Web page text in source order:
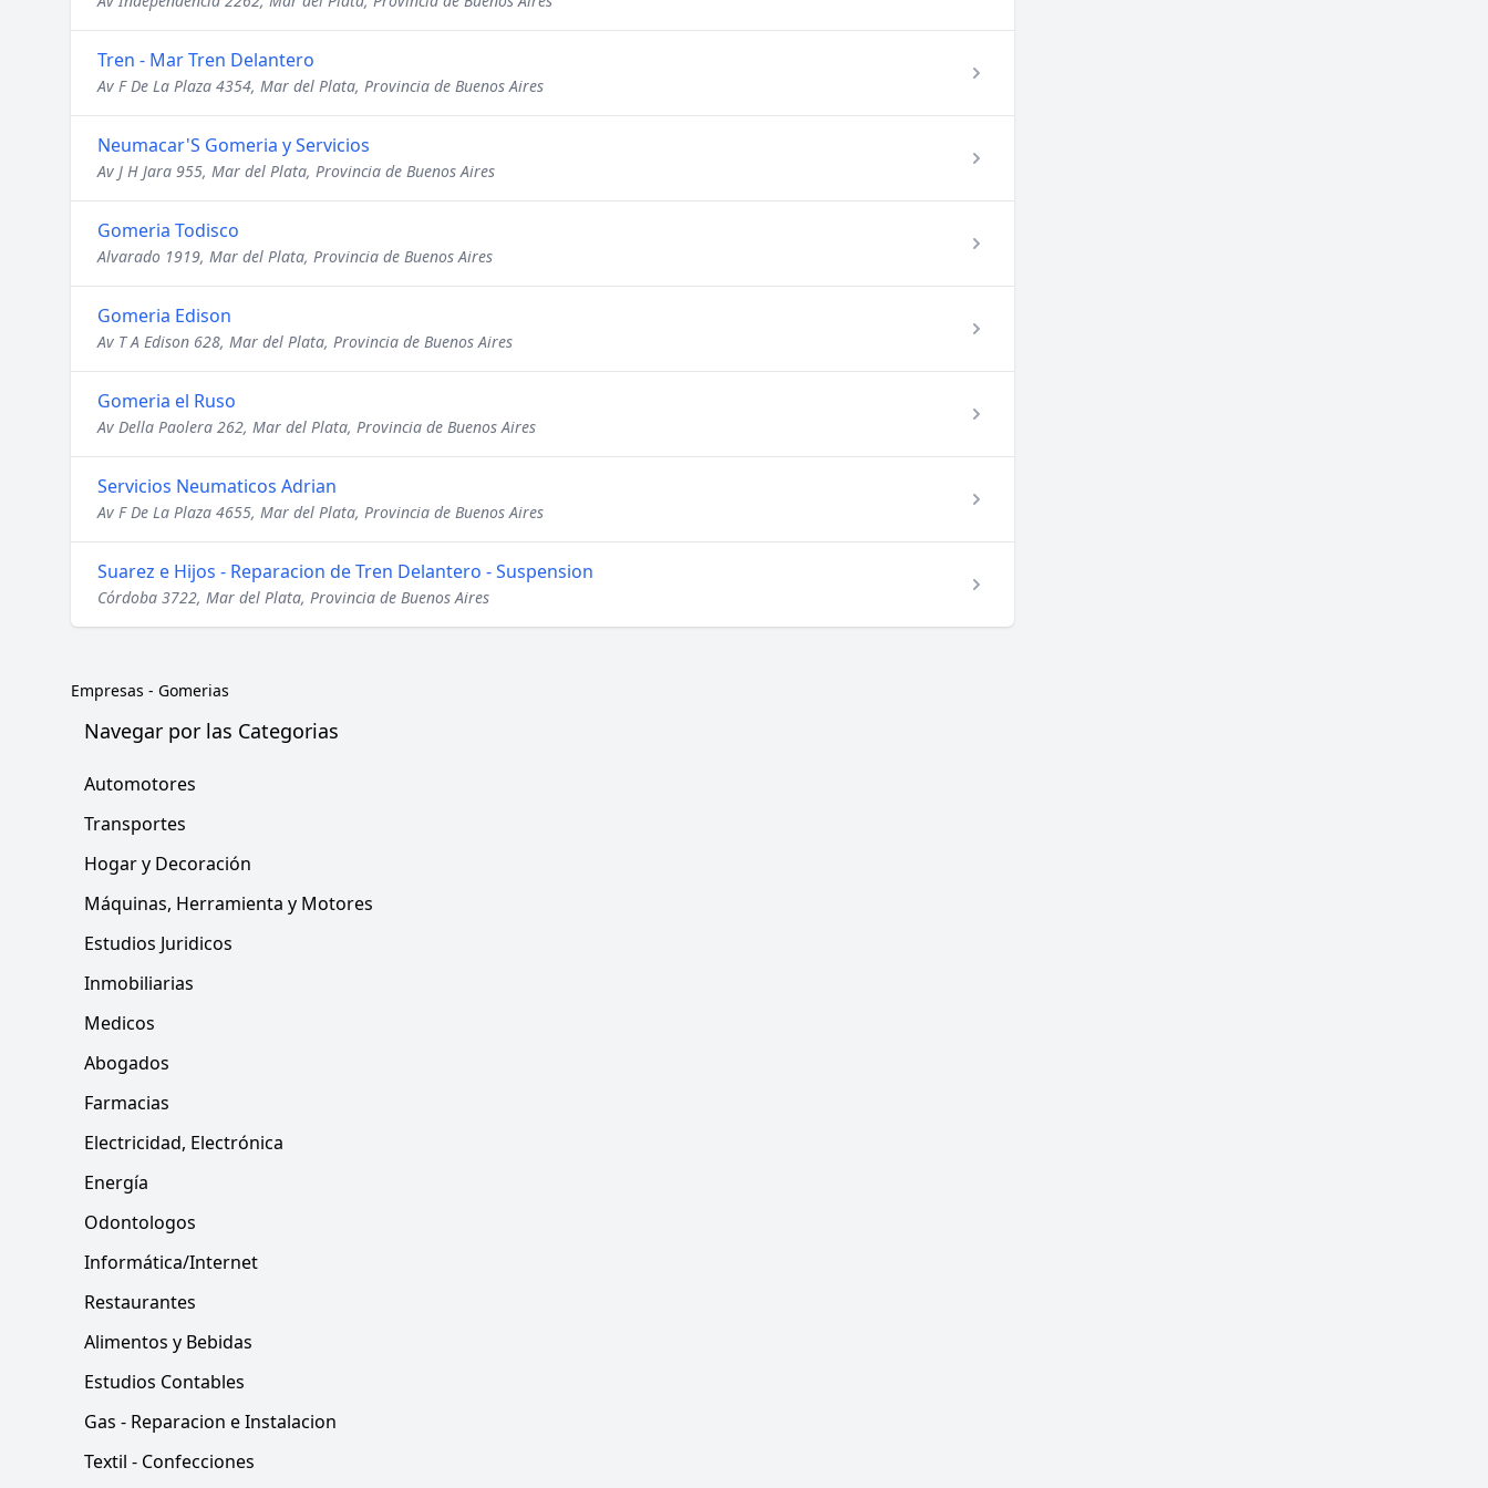
Tren - Mar Tren Delantero
Av F De La Plaza 4354, Mar del Plata, Provincia de Buenos Aires
Neumacar'S Gomeria y Servicios
Av J H Jara 955, Mar del Plata, Provincia de Buenos Aires
Gomeria Todisco
Alvarado 1919, Mar del Plata, Provincia de Buenos Aires
Gomeria Edison
Av T A Edison 628, Mar del Plata, Provincia de Buenos Aires
Gomeria el Ruso
Av Della Paolera 262, Mar del Plata, Provincia de Buenos Aires
Servicios Neumaticos Adrian
Av F De La Plaza 4655, Mar del Plata, Provincia de Buenos Aires
Suarez e Hijos - Reparacion de Tren Delantero - Suspension
Córdoba 3722, Mar del Plata, Provincia de Buenos Aires
Empresas - Gomerias
Navegar por las Categorias
Automotores
Transportes
Hogar y Decoración
Máquinas, Herramienta y Motores
Estudios Juridicos
Inmobiliarias
Medicos
Abogados
Farmacias
Electricidad, Electrónica
Energía
Odontologos
Informática/Internet
Restaurantes
Alimentos y Bebidas
Estudios Contables
Gas - Reparacion e Instalacion
Textil - Confecciones